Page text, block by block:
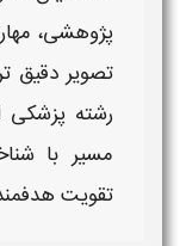
پژوهشی،
تصویر دقیق
رشته پزشکی
مسیر با
تقویت